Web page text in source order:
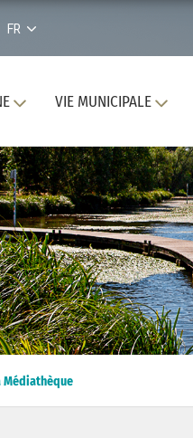
FR
VIE MUNICIPALE
Médiathèque